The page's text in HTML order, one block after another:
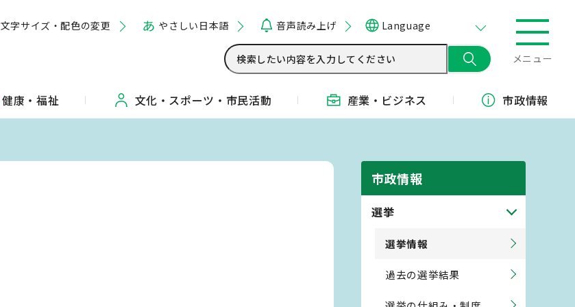
文字サイズ・配色の変更 やさしい日本語 音声読み上げ Language
メニュー
健康・福祉 文化・ スポーツ・ 市民活動 産業・ ビジネス 市政情報
市政情報
選挙
選挙情報
過去の選挙結果